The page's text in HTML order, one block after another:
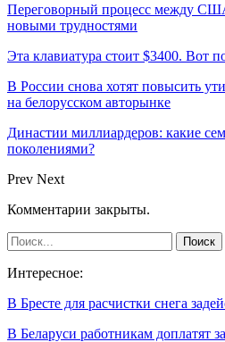
Переговорный процесс между
новыми трудностями
Эта клавиатура стоит $3400. Вот
В России снова хотят повысить
на белорусском авторынке
Династии миллиардеров: какие
поколениями?
Prev Next
Комментарии закрыты.
Интересное:
В Бресте для расчистки снега
В Беларуси работникам доплатят